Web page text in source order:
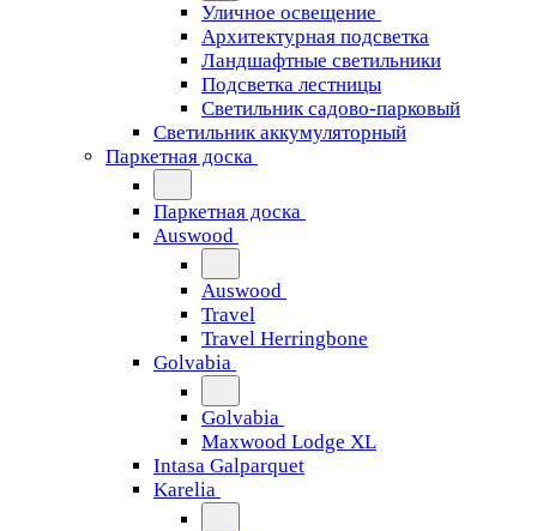
Уличное освещение
Архитектурная подсветка
Ландшафтные светильники
Подсветка лестницы
Светильник садово-парковый
Светильник аккумуляторный
Паркетная доска
Паркетная доска
Auswood
Auswood
Travel
Travel Herringbone
Golvabia
Golvabia
Maxwood Lodge XL
Intasa Galparquet
Karelia